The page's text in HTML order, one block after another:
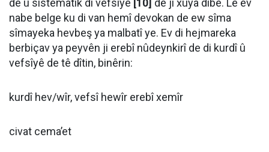
de û sîstematîk di vefsiyê [10] de jî xuya dibe. Lê ev
nabe belge ku di van hemî devokan de ew sîma
sîmayeka hevbeş ya malbatî ye. Ev di hejmareka
berbiçav ya peyvên ji erebî nûdeynkirî de di kurdî û
vefsîyê de tê dîtin, binêrin:
kurdî hev/wîr, vefsî hewîr erebî xemîr
civat cema’et